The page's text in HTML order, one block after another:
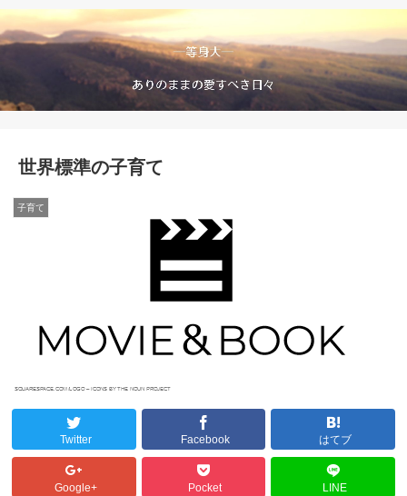
世界標準の子育て
子育て
Twitter Facebook はてブ
Google+ Pocket LINE